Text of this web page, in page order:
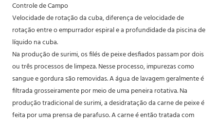
Controle de Campo
Velocidade de rotação da cuba, diferença de velocidade de
rotação entre o empurrador espiral e a profundidade da piscina de
líquido na cuba.
Na produção de surimi, os filés de peixe desfiados passam por dois
ou três processos de limpeza. Nesse processo, impurezas como
sangue e gordura são removidas. A água de lavagem geralmente é
filtrada grosseiramente por meio de uma peneira rotativa. Na
produção tradicional de surimi, a desidratação da carne de peixe é
feita por uma prensa de parafuso. A carne é então tratada com